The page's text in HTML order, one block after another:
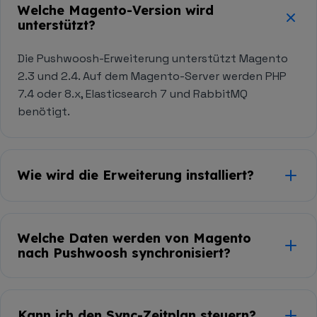
Welche Magento-Version wird
unterstützt?
Die Pushwoosh-Erweiterung unterstützt Magento
2.3 und 2.4. Auf dem Magento-Server werden PHP
7.4 oder 8.x, Elasticsearch 7 und RabbitMQ
benötigt.
Wie wird die Erweiterung installiert?
Magento-Root aus, dannbin/magento
und bin/magento
Welche Daten werden von Magento
nach Pushwoosh synchronisiert?